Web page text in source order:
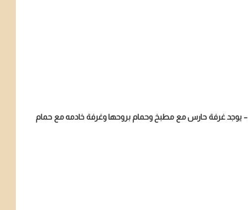
و4 حمام – مفروش تشطيب سوبر ديلوكس – يوجد غرفة حارس مع مطبخ وحمام بروحها وغرفة خادمه مع حمام